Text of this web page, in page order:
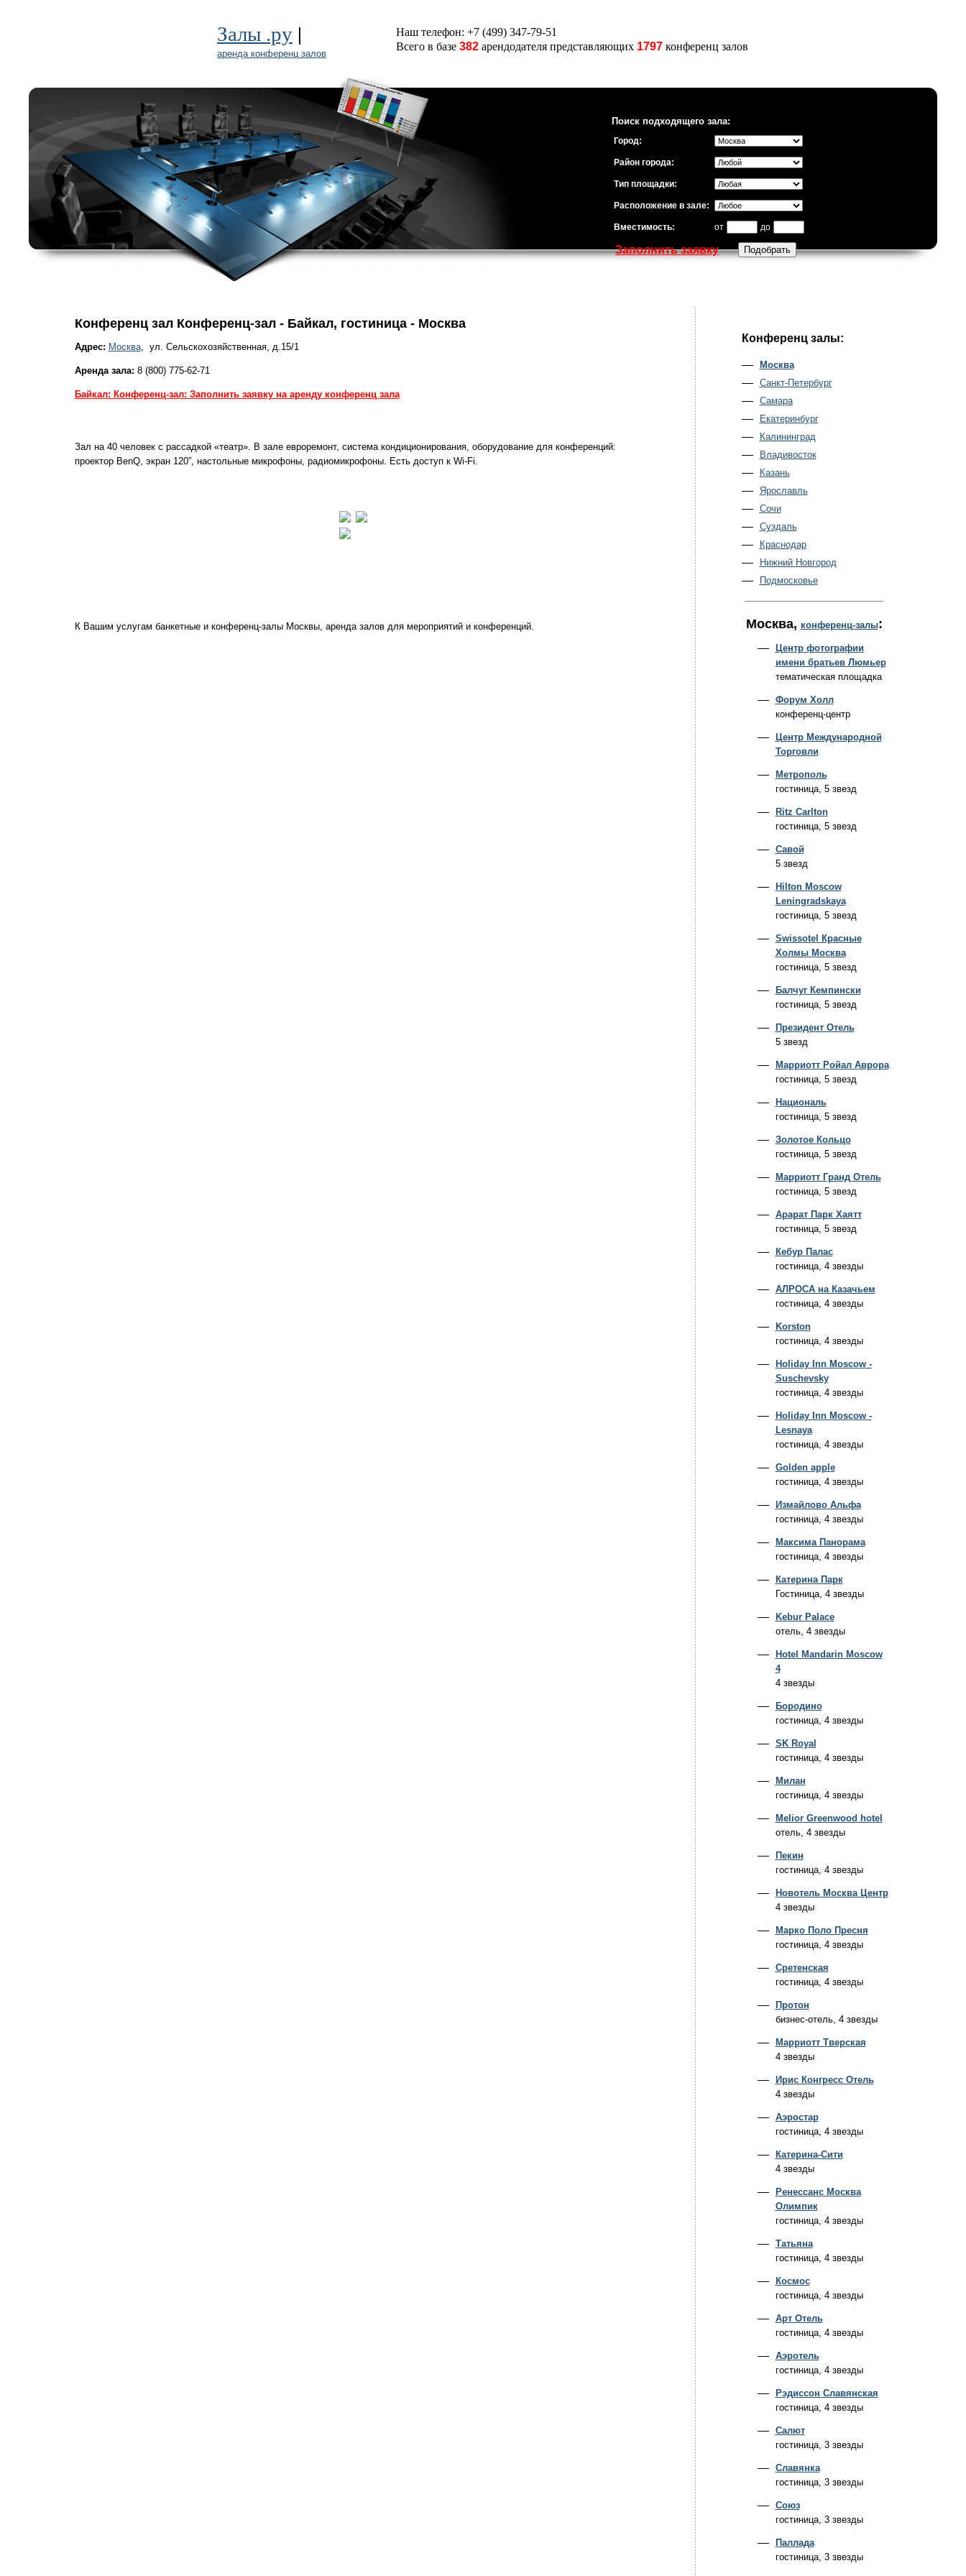
Залы .ру |
аренда конференц залов
Наш телефон: +7 (499) 347-79-51
Всего в базе 382 арендодателя представляющих 1797 конференц залов
Поиск подходящего зала:
Город:
Район города:
Тип площадки:
Расположение в зале:
Вместимость: от до
Заполнить заявку
Конференц зал Конференц-зал - Байкал, гостиница - Москва
Адрес: Москва, ул. Сельскохозяйственная, д.15/1
Аренда зала: 8 (800) 775-62-71
Байкал: Конференц-зал: Заполнить заявку на аренду конференц зала
Зал на 40 человек с рассадкой «театр». В зале евроремонт, система кондиционирования, оборудование для конференций:
проектор BenQ, экран 120”, настольные микрофоны, радиомикрофоны. Есть доступ к Wi-Fi.
К Вашим услугам банкетные и конференц-залы Москвы, аренда залов для мероприятий и конференций.
Конференц залы:
Москва
Санкт-Петербург
Самара
Екатеринбург
Калининград
Владивосток
Казань
Ярославль
Сочи
Суздаль
Краснодар
Нижний Новгород
Подмосковье
Москва, конференц-залы:
Центр фотографии
имени братьев Люмьер
тематическая площадка
Форум Холл
конференц-центр
Центр Международной
Торговли
Метрополь
гостиница, 5 звезд
Ritz Carlton
гостиница, 5 звезд
Савой
5 звезд
Hilton Moscow
Leningradskaya
гостиница, 5 звезд
Swissotel Красные
Холмы Москва
гостиница, 5 звезд
Балчуг Кемпински
гостиница, 5 звезд
Президент Отель
5 звезд
Марриотт Ройал Аврора
гостиница, 5 звезд
Националь
гостиница, 5 звезд
Золотое Кольцо
гостиница, 5 звезд
Марриотт Гранд Отель
гостиница, 5 звезд
Арарат Парк Хаятт
гостиница, 5 звезд
Кебур Палас
гостиница, 4 звезды
АЛРОСА на Казачьем
гостиница, 4 звезды
Korston
гостиница, 4 звезды
Holiday Inn Moscow -
Suschevsky
гостиница, 4 звезды
Holiday Inn Moscow -
Lesnaya
гостиница, 4 звезды
Golden apple
гостиница, 4 звезды
Измайлово Альфа
гостиница, 4 звезды
Максима Панорама
гостиница, 4 звезды
Катерина Парк
Гостиница, 4 звезды
Kebur Palace
отель, 4 звезды
Hotel Mandarin Moscow
4
4 звезды
Бородино
гостиница, 4 звезды
SK Royal
гостиница, 4 звезды
Милан
гостиница, 4 звезды
Melior Greenwood hotel
отель, 4 звезды
Пекин
гостиница, 4 звезды
Новотель Москва Центр
4 звезды
Марко Поло Пресня
гостиница, 4 звезды
Сретенская
гостиница, 4 звезды
Протон
бизнес-отель, 4 звезды
Марриотт Тверская
4 звезды
Ирис Конгресс Отель
4 звезды
Аэростар
гостиница, 4 звезды
Катерина-Сити
4 звезды
Ренессанс Москва
Олимпик
гостиница, 4 звезды
Татьяна
гостиница, 4 звезды
Космос
гостиница, 4 звезды
Арт Отель
гостиница, 4 звезды
Аэротель
гостиница, 4 звезды
Рэдиссон Славянская
гостиница, 4 звезды
Салют
гостиница, 3 звезды
Славянка
гостиница, 3 звезды
Союз
гостиница, 3 звезды
Паллада
гостиница, 3 звезды